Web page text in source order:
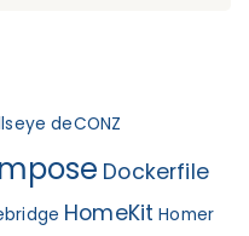
deCONZ
Dockerfile
HomeKit Homer